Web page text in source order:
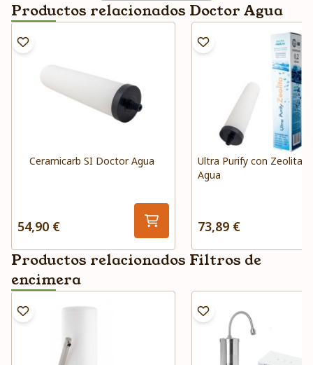
Productos relacionados Doctor Agua
Ceramicarb SI Doctor Agua
54,90 €
Ultra Purify con Zeolita
Agua
73,89 €
Productos relacionados Filtros de
encimera